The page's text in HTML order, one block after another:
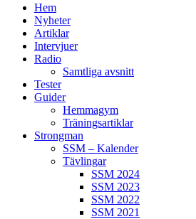
Hem
Nyheter
Artiklar
Intervjuer
Radio
Samtliga avsnitt
Tester
Guider
Hemmagym
Träningsartiklar
Strongman
SSM – Kalender
Tävlingar
SSM 2024
SSM 2023
SSM 2022
SSM 2021